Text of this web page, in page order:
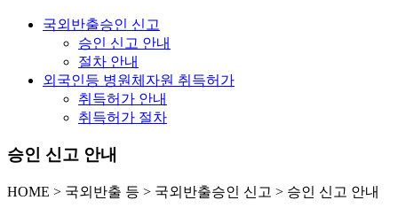
국외반출승인 신고
승인 신고 안내
절차 안내
외국인등 병원체자원 취득허가
취득허가 안내
취득허가 절차
승인 신고 안내
HOME > 국외반출 등 > 국외반출승인 신고 > 승인 신고 안내